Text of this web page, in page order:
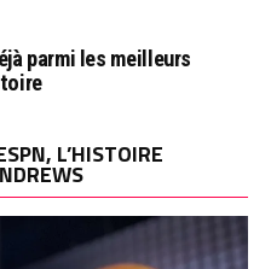
parmi les meilleurs
L’HISTOIRE